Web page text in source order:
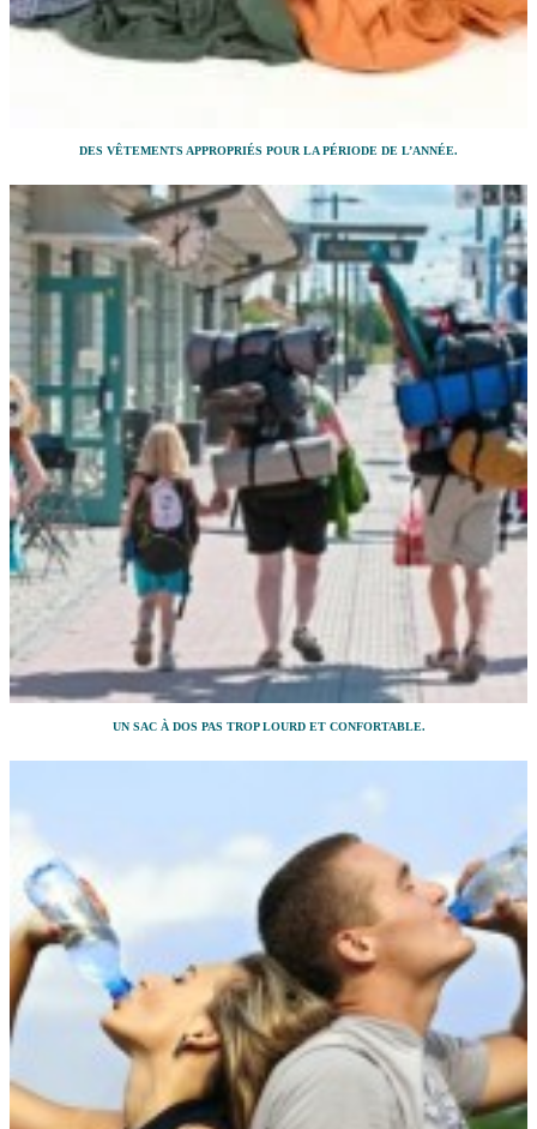
DES VÊTEMENTS APPROPRIÉS POUR LA PÉRIODE DE L’ANNÉE.
UN SAC À DOS PAS TROP LOURD ET CONFORTABLE.